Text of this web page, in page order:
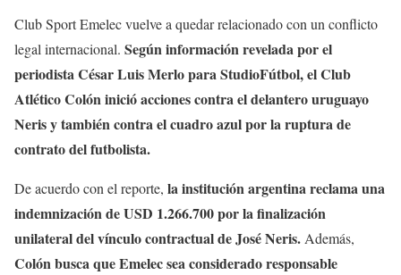
Club Sport Emelec vuelve a quedar relacionado con un conflicto
legal internacional. Según información revelada por el
periodista César Luis Merlo para StudioFútbol, el Club
Atlético Colón inició acciones contra el delantero uruguayo
Neris y también contra el cuadro azul por la ruptura de
contrato del futbolista.
De acuerdo con el reporte, la institución argentina reclama una
indemnización de USD 1.266.700 por la finalización
unilateral del vínculo contractual de José Neris.Además,
Colón busca que Emelec sea considerado responsable